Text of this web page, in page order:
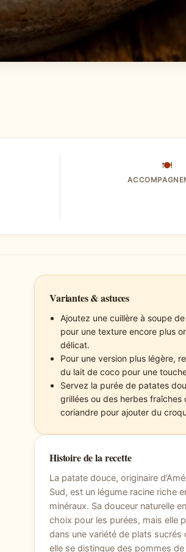
🍽
Variantes & astuces
Ajoutez une cuillère à soupe
pour une texture encore plus
délicat.
Pour une version plus légère,
du lait de coco pour une
Servez la purée de patates
grillées ou des herbes fraîches
coriandre pour ajouter du
Histoire de la recette
La patate douce, originaire
Sud, est un légume racine riche
minéraux. Sa douceur naturelle
choix pour les purées, mais elle
dans une variété de plats sucrés
elle se distingue des pommes